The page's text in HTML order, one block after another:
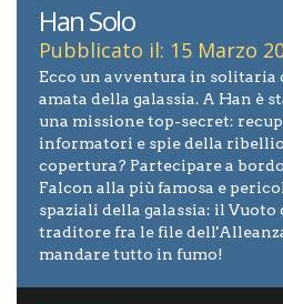
Han Solo
Pubblicato il: 15 Marzo
Ecco un avventura in solitaria
amata della galassia. A Han è
una missione top-secret:
informatori e spie della
copertura? Partecipare a
Falcon alla più famosa e
spaziali della galassia: il Vuoto
traditore fra le file
mandare tutto in fumo!